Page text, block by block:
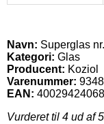
Navn: Superglas
Kategori: Glas
Producent: Koziol
Varenummer:
EAN:
Vurderet til 4 ud af